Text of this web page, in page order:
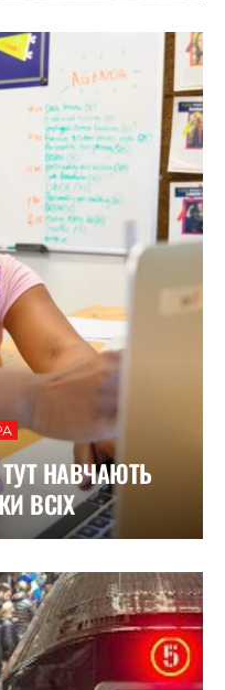
ТУТ НАВЧАЮТЬ
ВСІХ